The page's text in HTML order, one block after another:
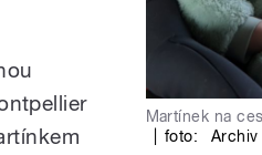
Martínek na
foto: